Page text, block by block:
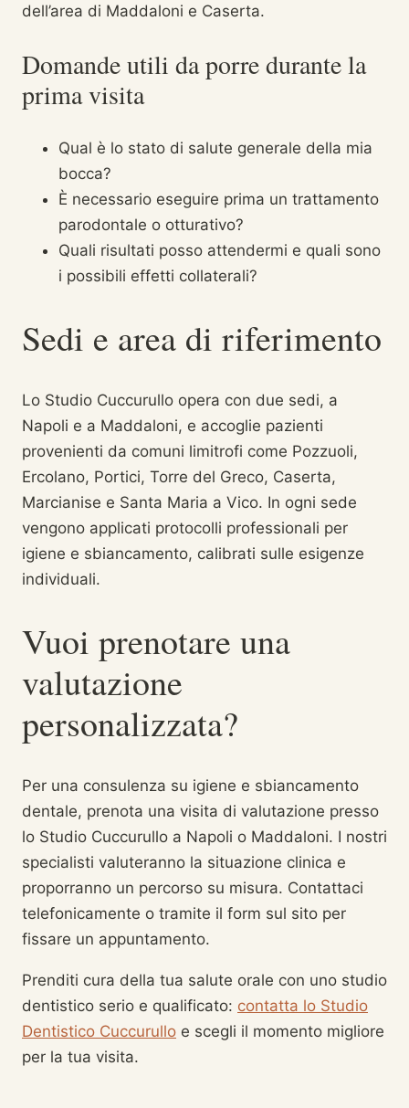
dell’area di Maddaloni e Caserta.
Domande utili da porre durante la
prima visita
Qual è lo stato di salute generale della mia
bocca?
È necessario eseguire prima un trattamento
parodontale o otturativo?
Quali risultati posso attendermi e quali sono
i possibili effetti collaterali?
Sedi e area di riferimento
Lo Studio Cuccurullo opera con due sedi, a
Napoli e a Maddaloni, e accoglie pazienti
provenienti da comuni limitrofi come Pozzuoli,
Ercolano, Portici, Torre del Greco, Caserta,
Marcianise e Santa Maria a Vico. In ogni sede
vengono applicati protocolli professionali per
igiene e sbiancamento, calibrati sulle esigenze
individuali.
Vuoi prenotare una
valutazione
personalizzata?
Per una consulenza su igiene e sbiancamento
dentale, prenota una visita di valutazione presso
lo Studio Cuccurullo a Napoli o Maddaloni. I nostri
specialisti valuteranno la situazione clinica e
proporranno un percorso su misura. Contattaci
telefonicamente o tramite il form sul sito per
fissare un appuntamento.
Prenditi cura della tua salute orale con uno studio
dentistico serio e qualificato: contatta lo Studio
Dentistico Cuccurullo e scegli il momento migliore
per la tua visita.